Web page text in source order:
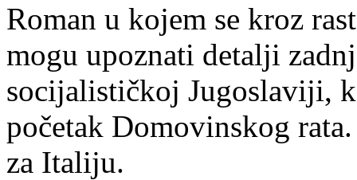
Roman u kojem se kroz
mogu upoznati detalji
socijalističkoj Jugoslaviji,
početak Domovinskog
za Italiju.